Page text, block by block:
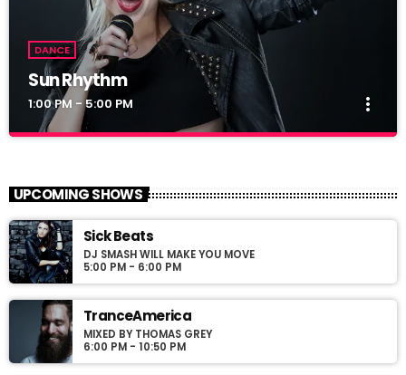
DANCE
Sun Rhythm
1:00 PM - 5:00 PM more_vert
For every Show page the timetable is auomatically generated
from the schedule, and you can set automatic carousels of
Podcasts, Articles and Charts by simply choosing a category.
Curabitur id lacus felis. Sed justo mauris, auctor eget tellus nec,
justo. Aliquam semper faucibus odio id varius. Suspendisse
varius laoreet sodales.
UPCOMING SHOWS
Sick Beats
DJ SMASH WILL MAKE YOU MOVE
5:00 PM - 6:00 PM
TranceAmerica
MIXED BY THOMAS GREY
6:00 PM - 10:50 PM